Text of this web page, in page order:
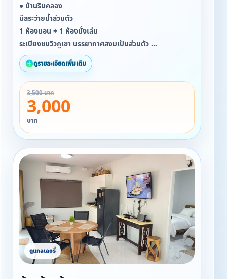
● บ้านริมคลอง
มีสระว่ายน้ำส่วนตัว
1 ห้องนอน + 1 ห้องนั่งเล่น
ระเบียงชมวิวภูเขา บรรยากาศสงบเป็นส่วนตัว
• พักได้ 4 ท่าน ราคา 3,000 บาท/คืน
• เสริมได้ 1 ท่าน +500 บาท
ดูรายละเอียดเพิ่มเติม
3,500 บาท
3,000
บาท